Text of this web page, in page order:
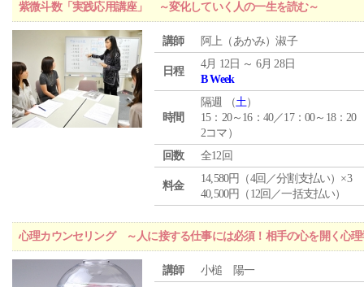
紫微斗数「実践応用講座」 ～変化していく人の一生を読む～
講師 阿上（あかみ）淑子
日程
4月 12日 ～ 6月 28日
B Week
時間
隔週 （土）
15：20～16：40／17：00～18：20
2コマ）
回数
全12回
料金
14,580円（4回／分割支払い）×3
40,500円（12回／一括支払い）
心理カウンセリング ～人に接する仕事には必須！相手の心を開く心理
講師 小槌 陽一